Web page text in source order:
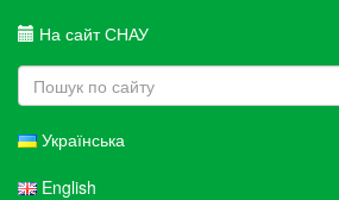
На сайт СНАУ
Українська
English